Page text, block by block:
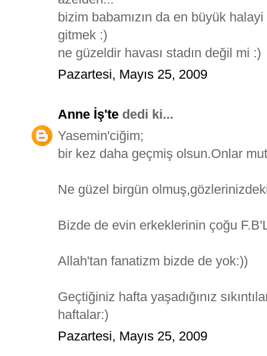
bizim babamızın da en büyük
gitmek :)
ne güzeldir havası stadın değil mi :)
Pazartesi, Mayıs 25, 2009
Anne İş'te dedi ki...
Yasemin'ciğim;
bir kez daha geçmiş olsun.Onlar
Ne güzel birgün olmuş,gözlerinizdeki
Bizde de evin erkeklerinin çoğu
Allah'tan fanatizm bizde de yok:))
Geçtiğiniz hafta yaşadığınız
haftalar:)
Pazartesi, Mayıs 25, 2009